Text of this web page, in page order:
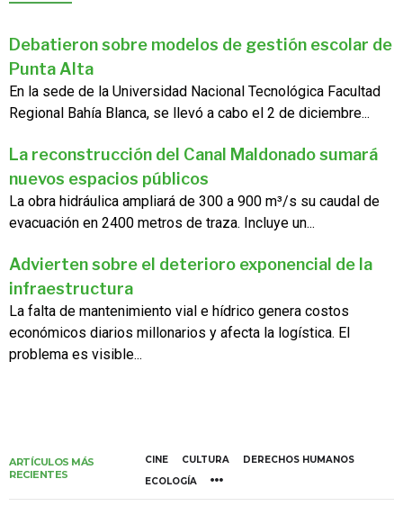
Debatieron sobre modelos de gestión escolar de
Punta Alta
En la sede de la Universidad Nacional Tecnológica Facultad
Regional Bahía Blanca, se llevó a cabo el 2 de diciembre...
La reconstrucción del Canal Maldonado sumará
nuevos espacios públicos
La obra hidráulica ampliará de 300 a 900 m³/s su caudal de
evacuación en 2400 metros de traza. Incluye un...
Advierten sobre el deterioro exponencial de la
infraestructura
La falta de mantenimiento vial e hídrico genera costos
económicos diarios millonarios y afecta la logística. El
problema es visible...
ARTÍCULOS MÁS
RECIENTES
CINE CULTURA
DERECHOS HUMANOS
ECOLOGÍA